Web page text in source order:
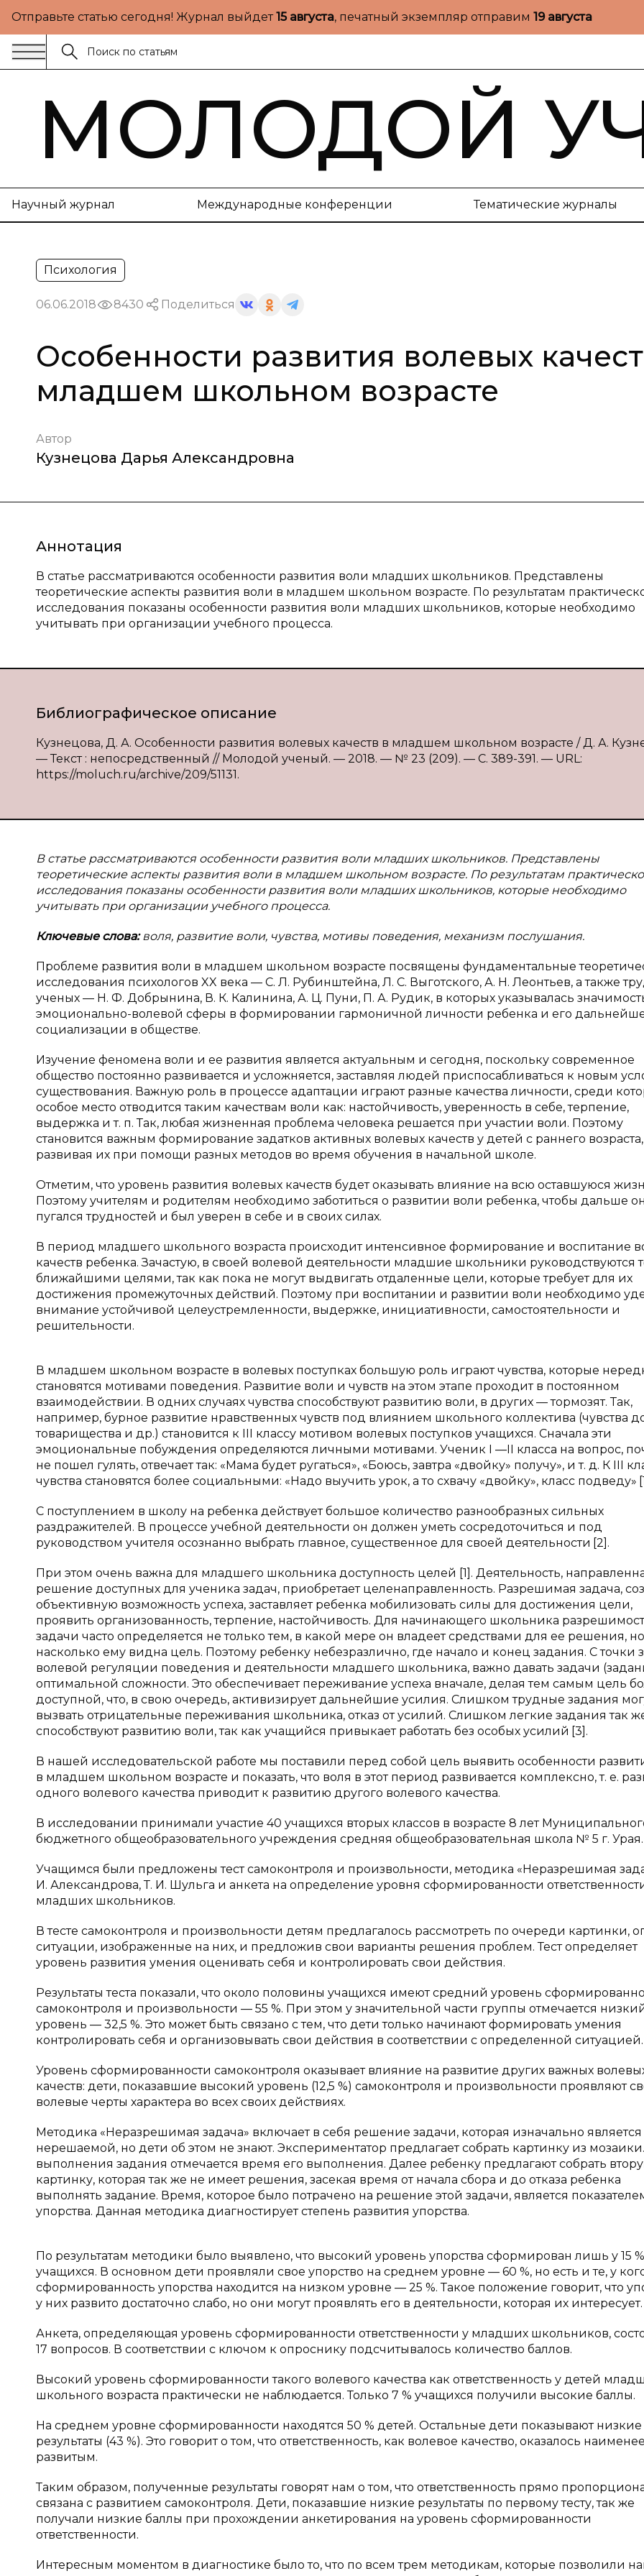
Отправьте статью сегодня! Журнал выйдет15 августа, печатный экземпляр отправим 19 августа
МОЛОДОЙ
Научный журнал Международные конференции Тематические журналы
Психология
06.06.2018 8430 Поделиться
Особенности развития волевых
младшем школьном возрасте
Автор
Кузнецова Дарья Александровна
Аннотация
В статье рассматриваются особенности развития воли младших школьников. Представлены
теоретические аспекты развития воли в младшем школьном возрасте. По результатам
исследования показаны особенности развития воли младших школьников, которые необходимо
учитывать при организации учебного процесса.
Библиографическое описание
Кузнецова, Д. А. Особенности развития волевых качеств в младшем школьном возрасте / Д. А.
— Текст : непосредственный // Молодой ученый. — 2018. — № 23 (209). — С. 389-391. — URL:
https://moluch.ru/archive/209/51131.
В статье рассматриваются особенности развития воли младших школьников. Представлены
теоретические аспекты развития воли в младшем школьном возрасте. По результатам
исследования показаны особенности развития воли младших школьников, которые необходимо
учитывать при организации учебного процесса.
Ключевые слова:воля, развитие воли, чувства, мотивы поведения, механизм послушания.
Проблеме развития воли в младшем школьном возрасте посвящены фундаментальные
исследования психологов XX века — С. Л. Рубинштейна, Л. С. Выготского, А. Н. Леонтьев, а также
ученых — Н. Ф. Добрынина, В. К. Калинина, А. Ц. Пуни, П. А. Рудик, в которых указывалась
эмоционально-волевой сферы в формировании гармоничной личности ребенка и его
социализации в обществе.
Изучение феномена воли и ее развития является актуальным и сегодня, поскольку современное
общество постоянно развивается и усложняется, заставляя людей приспосабливаться к новым
существования. Важную роль в процессе адаптации играют разные качества личности, среди
особое место отводится таким качествам воли как: настойчивость, уверенность в себе, терпение,
выдержка и т. п. Так, любая жизненная проблема человека решается при участии воли. Поэтому
становится важным формирование задатков активных волевых качеств у детей с раннего возраста,
развивая их при помощи разных методов во время обучения в начальной школе.
Отметим, что уровень развития волевых качеств будет оказывать влияние на всю оставшуюся
Поэтому учителям и родителям необходимо заботиться о развитии воли ребенка, чтобы дальше
пугался трудностей и был уверен в себе и в своих силах.
В период младшего школьного возраста происходит интенсивное формирование и воспитание
качеств ребенка. Зачастую, в своей волевой деятельности младшие школьники руководствуются
ближайшими целями, так как пока не могут выдвигать отдаленные цели, которые требует для их
достижения промежуточных действий. Поэтому при воспитании и развитии воли необходимо
внимание устойчивой целеустремленности, выдержке, инициативности, самостоятельности и
решительности.
В младшем школьном возрасте в волевых поступках большую роль играют чувства, которые
становятся мотивами поведения. Развитие воли и чувств на этом этапе проходит в постоянном
взаимодействии. В одних случаях чувства способствуют развитию воли, в других — тормозят. Так,
например, бурное развитие нравственных чувств под влиянием школьного коллектива (чувства
товарищества и др.) становится к III классу мотивом волевых поступков учащихся. Сначала эти
эмоциональные побуждения определяются личными мотивами. Ученик I —II класса на вопрос,
не пошел гулять, отвечает так: «Мама будет ругаться», «Боюсь, завтра «двойку» получу», и т. д. К III
чувства становятся более социальными: «Надо выучить урок, а то схвачу «двойку», класс подведу»
С поступлением в школу на ребенка действует большое количество разнообразных сильных
раздражителей. В процессе учебной деятельности он должен уметь сосредоточиться и под
руководством учителя осознанно выбрать главное, существенное для своей деятельности [2].
При этом очень важна для младшего школьника доступность целей [1]. Деятельность,
решение доступных для ученика задач, приобретает целенаправленность. Разрешимая задача,
объективную возможность успеха, заставляет ребенка мобилизовать силы для достижения цели,
проявить организованность, терпение, настойчивость. Для начинающего школьника
задачи часто определяется не только тем, в какой мере он владеет средствами для ее решения,
насколько ему видна цель. Поэтому ребенку небезразлично, где начало и конец задания. С точки
волевой регуляции поведения и деятельности младшего школьника, важно давать задачи
оптимальной сложности. Это обеспечивает переживание успеха вначале, делая тем самым цель
доступной, что, в свою очередь, активизирует дальнейшие усилия. Слишком трудные задания
вызвать отрицательные переживания школьника, отказ от усилий. Слишком легкие задания так
способствуют развитию воли, так как учащийся привыкает работать без особых усилий [3].
В нашей исследовательской работе мы поставили перед собой цель выявить особенности
в младшем школьном возрасте и показать, что воля в этот период развивается комплексно, т. е.
одного волевого качества приводит к развитию другого волевого качества.
В исследовании принимали участие 40 учащихся вторых классов в возрасте 8 лет
бюджетного общеобразовательного учреждения средняя общеобразовательная школа № 5 г. Урая.
Учащимся были предложены тест самоконтроля и произвольности, методика «Неразрешимая
И. Александрова, Т. И. Шульга и анкета на определение уровня сформированности
младших школьников.
В тесте самоконтроля и произвольности детям предлагалось рассмотреть по очереди картинки,
ситуации, изображенные на них, и предложив свои варианты решения проблем. Тест определяет
уровень развития умения оценивать себя и контролировать свои действия.
Результаты теста показали, что около половины учащихся имеют средний уровень
самоконтроля и произвольности — 55 %. При этом у значительной части группы отмечается
уровень — 32,5 %. Это может быть связано с тем, что дети только начинают формировать умения
контролировать себя и организовывать свои действия в соответствии с определенной ситуацией.
Уровень сформированности самоконтроля оказывает влияние на развитие других важных
качеств: дети, показавшие высокий уровень (12,5 %) самоконтроля и произвольности проявляют
волевые черты характера во всех своих действиях.
Методика «Неразрешимая задача» включает в себя решение задачи, которая изначально является
нерешаемой, но дети об этом не знают. Экспериментатор предлагает собрать картинку из
выполнения задания отмечается время его выполнения. Далее ребенку предлагают собрать
картинку, которая так же не имеет решения, засекая время от начала сбора и до отказа ребенка
выполнять задание. Время, которое было потрачено на решение этой задачи, является
упорства. Данная методика диагностирует степень развития упорства.
По результатам методики было выявлено, что высокий уровень упорства сформирован лишь у 15 %
учащихся. В основном дети проявляли свое упорство на среднем уровне — 60 %, но есть и те, у
сформированность упорства находится на низком уровне — 25 %. Такое положение говорит, что
у них развито достаточно слабо, но они могут проявлять его в деятельности, которая их интересует.
Анкета, определяющая уровень сформированности ответственности у младших школьников,
17 вопросов. В соответствии с ключом к опроснику подсчитывалось количество баллов.
Высокий уровень сформированности такого волевого качества как ответственность у детей
школьного возраста практически не наблюдается. Только 7 % учащихся получили высокие баллы.
На среднем уровне сформированности находятся 50 % детей. Остальные дети показывают низкие
результаты (43 %). Это говорит о том, что ответственность, как волевое качество, оказалось наименее
развитым.
Таким образом, полученные результаты говорят нам о том, что ответственность прямо
связана с развитием самоконтроля. Дети, показавшие низкие результаты по первому тесту, так же
получали низкие баллы при прохождении анкетирования на уровень сформированности
ответственности.
Интересным моментом в диагностике было то, что по всем трем методикам, которые позволили